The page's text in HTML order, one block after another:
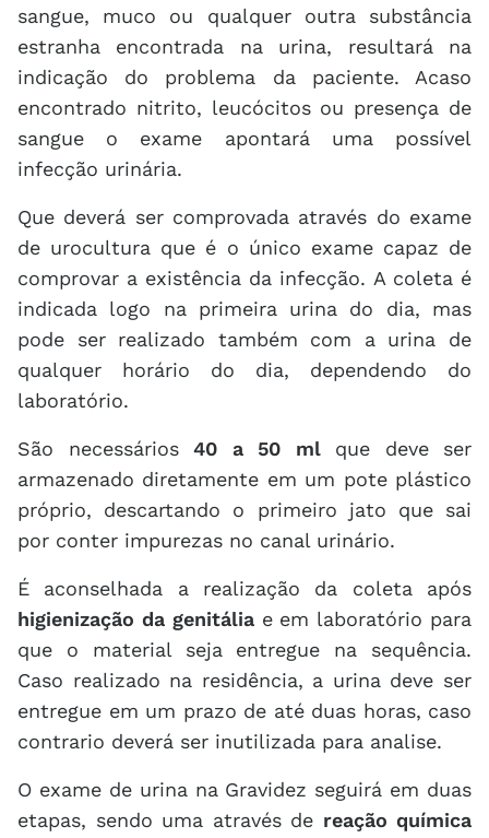
sangue, muco ou qualquer outra substância
estranha encontrada na urina, resultará na
indicação do problema da paciente. Acaso
encontrado nitrito, leucócitos ou presença de
sangue o exame apontará uma possível
infecção urinária.
Que deverá ser comprovada através do exame
de urocultura que é o único exame capaz de
comprovar a existência da infecção. A coleta é
indicada logo na primeira urina do dia, mas
pode ser realizado também com a urina de
qualquer horário do dia, dependendo do
laboratório.
São necessários 40 a 50 mlque deve ser
armazenado diretamente em um pote plástico
próprio, descartando o primeiro jato que sai
por conter impurezas no canal urinário.
É aconselhada a realização da coleta após
higienização da genitáliae em laboratório para
que o material seja entregue na sequência.
Caso realizado na residência, a urina deve ser
entregue em um prazo de até duas horas, caso
contrario deverá ser inutilizada para analise.
O exame de urina na Gravidez seguirá em duas
etapas, sendo uma através de reação química